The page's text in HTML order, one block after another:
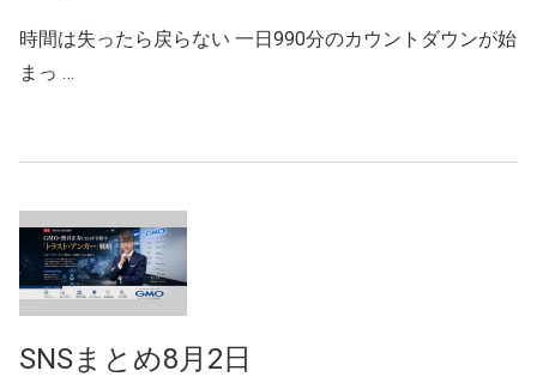
時間は失ったら戻らない 一日990分のカウントダウンが始
まっ …
SNSまとめ8月2日